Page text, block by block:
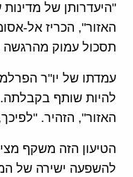
"היעדרותן של
האזור", הכריז אל-
תסכול עמוק מהרגשה
עמדתו של יו"ר
להיות שותף בקבלתה.
האזור", הזהיר.
הטיעון הזה משקף
להשפעה ישירה של